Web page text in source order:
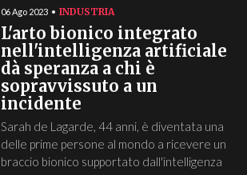
06 Ago 2023 INDUSTRIA
L'arto bionico integrato
nell'intelligenza artificiale
dà speranza a chi è
sopravvissuto a un
incidente
Sarah de Lagarde, 44 anni, è diventata una
delle prime persone al mondo a ricevere un
braccio bionico supportato dall'intelligenza